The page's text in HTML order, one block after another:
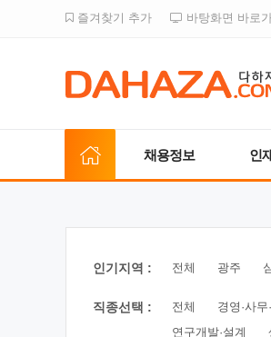
즐겨찾기 추가 바탕화면 바로
채용정보 인
인기지역 : 전체 광주
직종선택 : 전체 경영·사무
연구개발·설계